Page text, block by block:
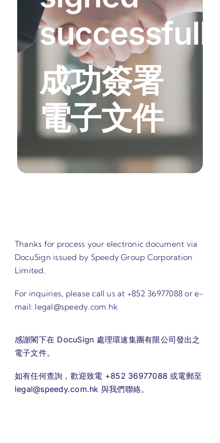
成功簽署
電子文件
Thanks for process your electronic document via
DocuSign issued by Speedy Group Corporation
Limited.
For inquiries, please call us at +852 36977088 or e-
mail: legal@speedy.com.hk
感謝閣下在 DocuSign 處理環速集團有限公司發出之
電子文件。
如有任何查詢，歡迎致電 +852 36977088 或電郵至
legal@speedy.com.hk 與我們聯絡。